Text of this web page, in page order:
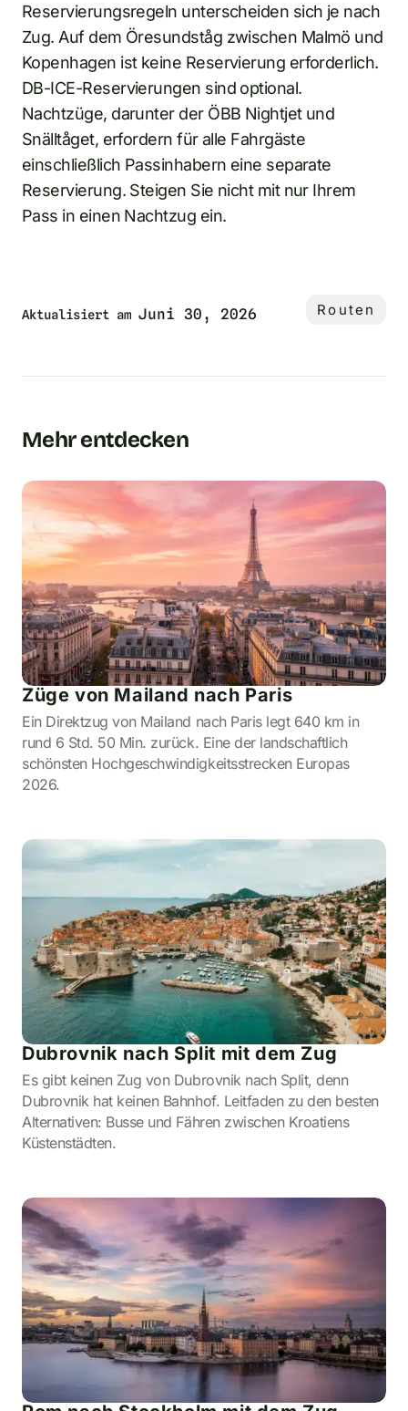
Reservierungsregeln unterscheiden sich je nach
Zug. Auf dem Öresundståg zwischen Malmö und
Kopenhagen ist keine Reservierung erforderlich.
DB-ICE-Reservierungen sind optional.
Nachtzüge, darunter der ÖBB Nightjet und
Snälltåget, erfordern für alle Fahrgäste
einschließlich Passinhabern eine separate
Reservierung. Steigen Sie nicht mit nur Ihrem
Pass in einen Nachtzug ein.
Aktualisiert am Juni 30, 2026 Routen
Mehr entdecken
Züge von Mailand nach Paris
Ein Direktzug von Mailand nach Paris legt 640 km in
rund 6 Std. 50 Min. zurück. Eine der landschaftlich
schönsten Hochgeschwindigkeitsstrecken Europas
2026.
Dubrovnik nach Split mit dem Zug
Es gibt keinen Zug von Dubrovnik nach Split, denn
Dubrovnik hat keinen Bahnhof. Leitfaden zu den besten
Alternativen: Busse und Fähren zwischen Kroatiens
Küstenstädten.